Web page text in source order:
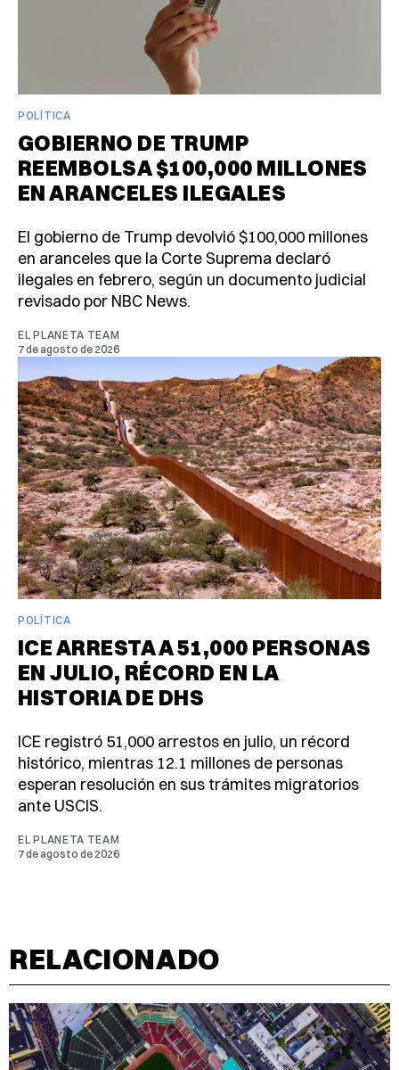
POLÍTICA
GOBIERNO DE TRUMP
REEMBOLSA $100,000 MILLONES
EN ARANCELES ILEGALES
El gobierno de Trump devolvió $100,000 millones
en aranceles que la Corte Suprema declaró
ilegales en febrero, según un documento judicial
revisado por NBC News.
EL PLANETA TEAM
7 de agosto de 2026
POLÍTICA
ICE ARRESTA A 51,000 PERSONAS
EN JULIO, RÉCORD EN LA
HISTORIA DE DHS
ICE registró 51,000 arrestos en julio, un récord
histórico, mientras 12.1 millones de personas
esperan resolución en sus trámites migratorios
ante USCIS.
EL PLANETA TEAM
7 de agosto de 2026
RELACIONADO